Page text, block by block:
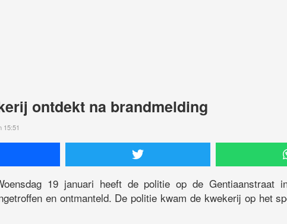
ontdekt na brandmelding
15:51
19 januari heeft de politie op de Gentiaanstraat
en ontmanteld. De politie kwam de kwekerij op het